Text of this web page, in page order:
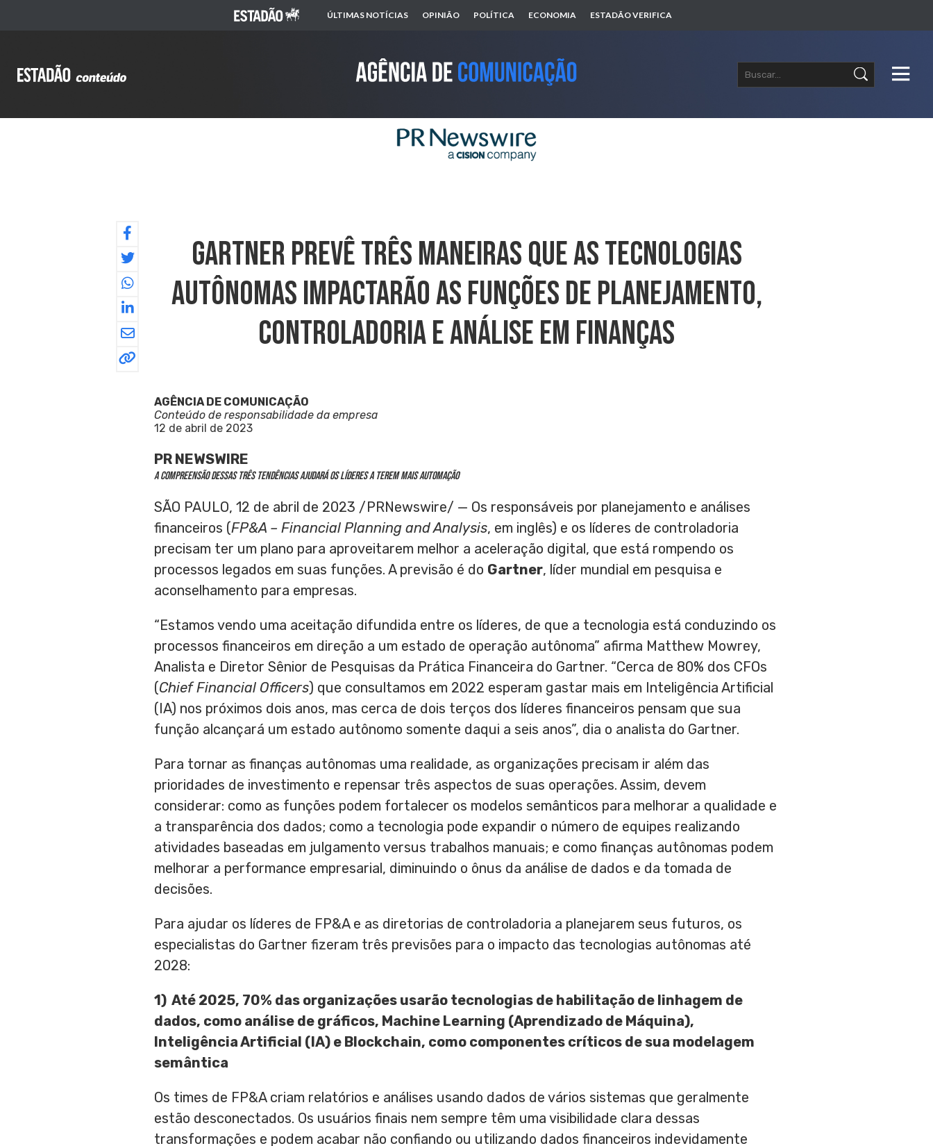
ÚLTIMAS NOTÍCIAS OPINIÃO POLÍTICA ECONOMIA ESTADÃO VERIFICA
Gartner Prevê Três Maneiras Que As Tecnologias
Autônomas Impactarão As Funções De Planejamento,
Controladoria E Análise Em Finanças
AGÊNCIA DE COMUNICAÇÃO
Conteúdo de responsabilidade da empresa
12 de abril de 2023
PR NEWSWIRE
A compreensão dessas três tendências ajudará os líderes a terem mais automação
SÃO PAULO, 12 de abril de 2023 /PRNewswire/ — Os responsáveis por planejamento e análises
financeiros (FP&A – Financial Planning and Analysis, em inglês) e os líderes de controladoria
precisam ter um plano para aproveitarem melhor a aceleração digital, que está rompendo os
processos legados em suas funções. A previsão é do Gartner, líder mundial em pesquisa e
aconselhamento para empresas.
“Estamos vendo uma aceitação difundida entre os líderes, de que a tecnologia está conduzindo os
processos financeiros em direção a um estado de operação autônoma” afirma Matthew Mowrey,
Analista e Diretor Sênior de Pesquisas da Prática Financeira do Gartner. “Cerca de 80% dos CFOs
(Chief Financial Officers) que consultamos em 2022 esperam gastar mais em Inteligência Artificial
(IA) nos próximos dois anos, mas cerca de dois terços dos líderes financeiros pensam que sua
função alcançará um estado autônomo somente daqui a seis anos”, dia o analista do Gartner.
Para tornar as finanças autônomas uma realidade, as organizações precisam ir além das
prioridades de investimento e repensar três aspectos de suas operações. Assim, devem
considerar: como as funções podem fortalecer os modelos semânticos para melhorar a qualidade e
a transparência dos dados; como a tecnologia pode expandir o número de equipes realizando
atividades baseadas em julgamento versus trabalhos manuais; e como finanças autônomas podem
melhorar a performance empresarial, diminuindo o ônus da análise de dados e da tomada de
decisões.
Para ajudar os líderes de FP&A e as diretorias de controladoria a planejarem seus futuros, os
especialistas do Gartner fizeram três previsões para o impacto das tecnologias autônomas até
2028:
1) Até 2025, 70% das organizações usarão tecnologias de habilitação de linhagem de
dados, como análise de gráficos, Machine Learning (Aprendizado de Máquina),
Inteligência Artificial (IA) e Blockchain, como componentes críticos de sua modelagem
semântica
Os times de FP&A criam relatórios e análises usando dados de vários sistemas que geralmente
estão desconectados. Os usuários finais nem sempre têm uma visibilidade clara dessas
transformações e podem acabar não confiando ou utilizando dados financeiros indevidamente